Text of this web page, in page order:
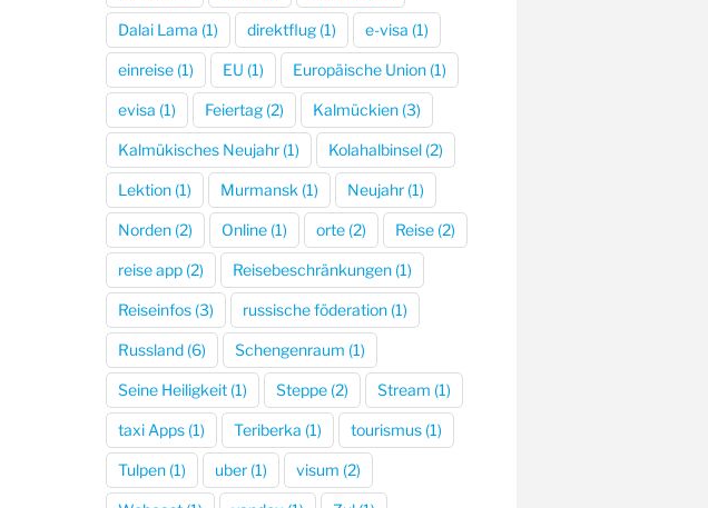
Dalai Lama (1) direktflug (1) e-visa (1)
einreise (1) EU (1) Europäische Union (1)
evisa (1) Feiertag (2) Kalmückien (3)
Kalmükisches Neujahr (1) Kolahalbinsel (2)
Lektion (1) Murmansk (1) Neujahr (1)
Norden (2) Online (1) orte (2) Reise (2)
reise app (2) Reisebeschränkungen (1)
Reiseinfos (3) russische föderation (1)
Russland (6) Schengenraum (1)
Seine Heiligkeit (1) Steppe (2) Stream (1)
taxi Apps (1) Teriberka (1) tourismus (1)
Tulpen (1) uber (1) visum (2)